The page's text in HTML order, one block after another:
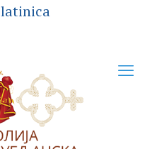
latinica